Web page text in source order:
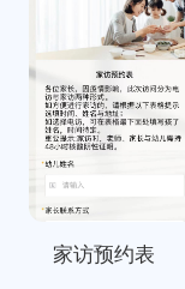
家访预约表